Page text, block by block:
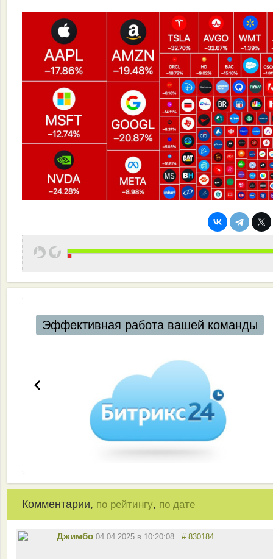
Эффективная работа вашей команды
Комментарии, по рейтингу, по дате
Джимбо 04.04.2025 в 10:20:08 # 830184